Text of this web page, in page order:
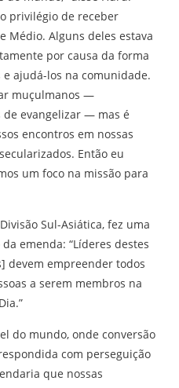
privilégio de receber
Médio. Alguns deles estava
por causa da forma
ajudá-los na comunidade.
muçulmanos —
evangelizar — mas é
encontros em nossas
Então eu
um foco na missão para
Sul-Asiática, fez uma
emenda: “Líderes destes
devem empreender todos
a serem membros na
do mundo, onde conversão
com perseguição
que nossas